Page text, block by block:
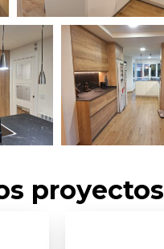
proyectos